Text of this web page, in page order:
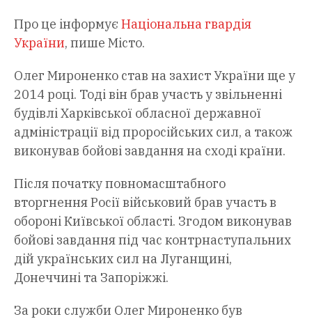
Про це інформує Національна гвардія
України, пише Місто.
Олег Мироненко став на захист України ще у
2014 році. Тоді він брав участь у звільненні
будівлі Харківської обласної державної
адміністрації від проросійських сил, а також
виконував бойові завдання на сході країни.
Після початку повномасштабного
вторгнення Росії військовий брав участь в
обороні Київської області. Згодом виконував
бойові завдання під час контрнаступальних
дій українських сил на Луганщині,
Донеччині та Запоріжжі.
За роки служби Олег Мироненко був